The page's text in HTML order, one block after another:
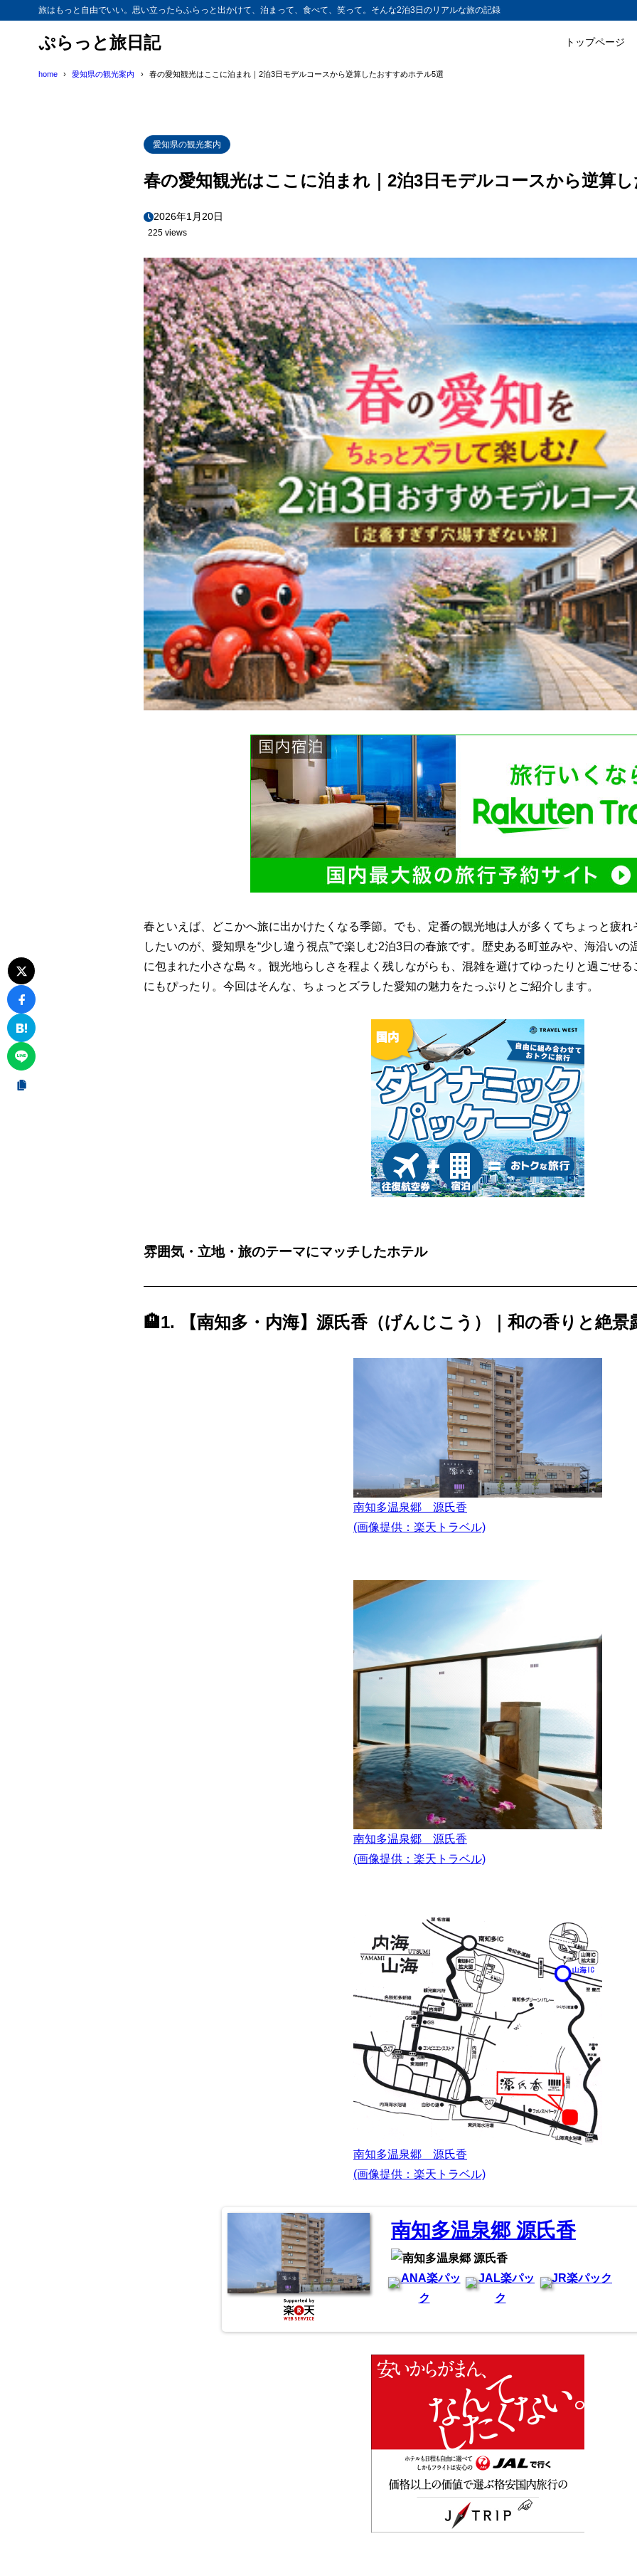
旅はもっと自由でいい。思い立ったらふらっと出かけて、泊まって、食べて、笑って。そんな2泊3日のリアルな旅の記録
ぷらっと旅日記 トップページ
home 愛知県の観光案内 春の愛知観光はここに泊まれ｜2泊3日モデルコースから逆算したおすすめホテル5選
愛知県の観光案内
春の愛知観光はここに泊まれ｜2泊3日モデルコースから逆算
2026年1月20日
225 views
春といえば、どこかへ旅に出かけたくなる季節。でも、定番の観光地は人が多くてちょっと疲
したいのが、愛知県を“少し違う視点”で楽しむ2泊3日の春旅です。歴史ある町並みや、海沿い
に包まれた小さな島々。観光地らしさを程よく残しながらも、混雑を避けてゆったりと過ごせ
にもぴったり。今回はそんな、ちょっとズラした愛知の魅力をたっぷりとご紹介します。
雰囲気・立地・旅のテーマにマッチしたホテル
🏨1. 【南知多・内海】源氏香（げんじこう）｜和の香りと絶景
南知多温泉郷 源氏香
(画像提供：楽天トラベル)
南知多温泉郷 源氏香
(画像提供：楽天トラベル)
南知多温泉郷 源氏香
(画像提供：楽天トラベル)
南知多温泉郷 源氏香
ANA楽パッ
ク
JAL楽パッ
ク
JR楽パック